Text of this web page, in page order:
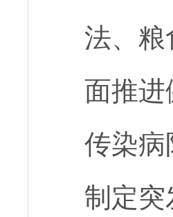
法、
面推
传染病
制定突